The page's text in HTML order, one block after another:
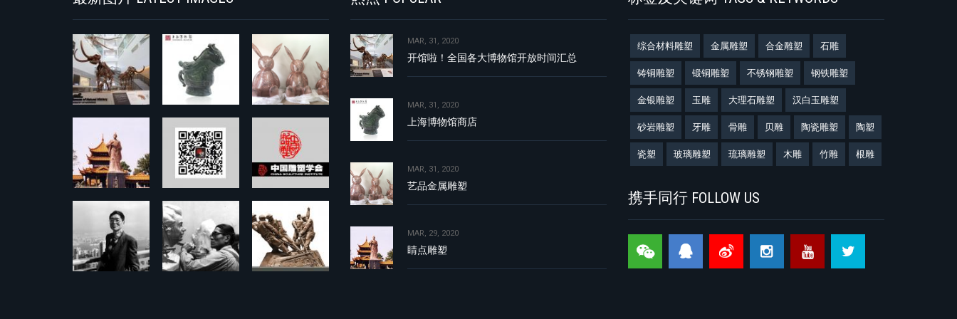
MAR, 31, 2020
开馆啦！全国各大博物馆开放时间汇总
MAR, 31, 2020
上海博物馆商店
MAR, 31, 2020
艺品金属雕塑
MAR, 29, 2020
睛点雕塑
综合材料雕塑 金属雕塑 合金雕塑 石雕
铸铜雕塑 锻铜雕塑 不锈钢雕塑 钢铁雕塑
金银雕塑 玉雕 大理石雕塑 汉白玉雕塑
砂岩雕塑 牙雕 骨雕 贝雕 陶瓷雕塑 陶塑
瓷塑 玻璃雕塑 琉璃雕塑 木雕 竹雕 根雕
携手同行 FOLLOW US